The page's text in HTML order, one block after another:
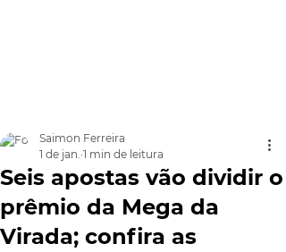
Seis apostas vão dividir o
prêmio da Mega da
Virada; confira as
Saimon Ferreira
1 de jan. 1 min de leitura